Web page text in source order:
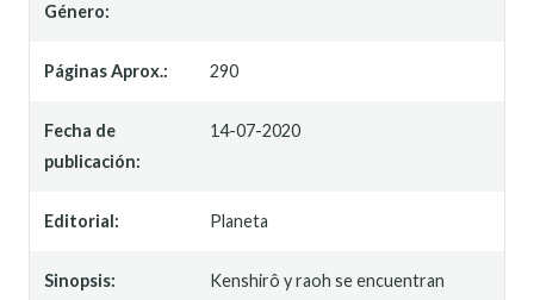
Género:
Páginas Aprox.: 290
Fecha de
publicación:
14-07-2020
Editorial: Planeta
Sinopsis:
Kenshirô y raoh se encuentran